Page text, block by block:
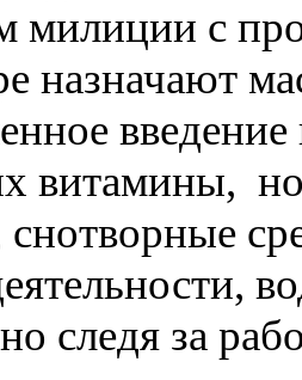
милиции с
назначают
введение
витамины,
снотворные
следя за